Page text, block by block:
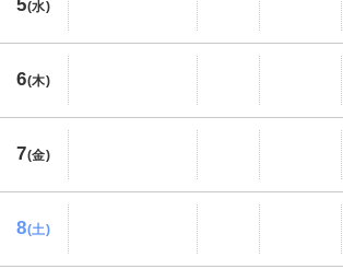
5(水)
6(木)
7(金)
8(土)